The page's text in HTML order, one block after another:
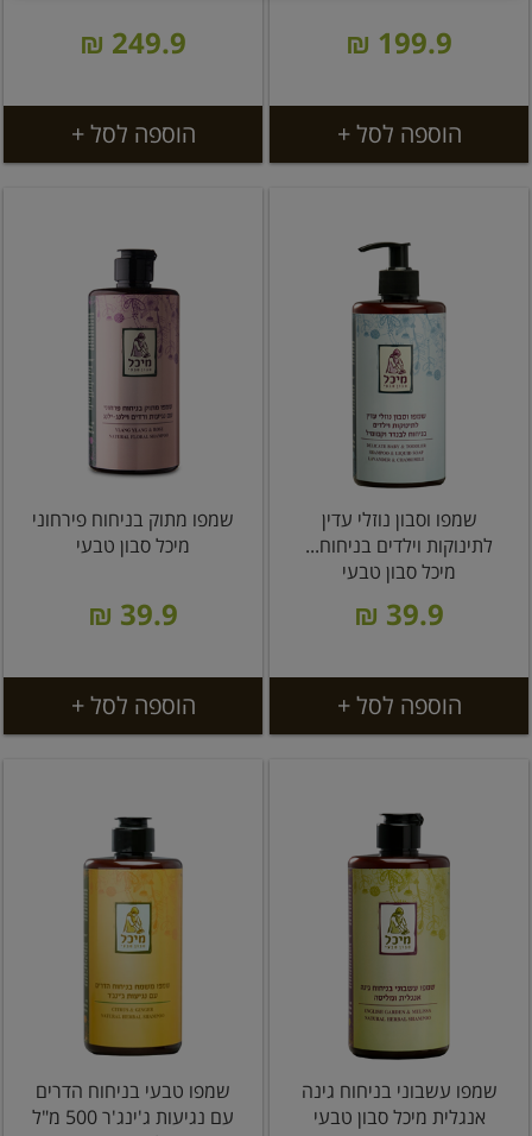
199.9 ₪
הוספה לסל +
249.9 ₪
הוספה לסל +
שמפו וסבון נוזלי עדין
לתינוקות וילדים בניחוח...
מיכל סבון טבעי
39.9 ₪
הוספה לסל +
שמפו מתוק בניחוח פירחוני
מיכל סבון טבעי
39.9 ₪
הוספה לסל +
שמפו עשבוני בניחוח גינה
אנגלית מיכל סבון טבעי
שמפו טבעי בניחוח הדרים
עם נגיעות ג'ינג'ר 500 מ"ל